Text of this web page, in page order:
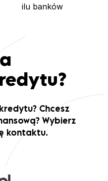
ilu banków
Chcesz
Wybierz
kontaktu.